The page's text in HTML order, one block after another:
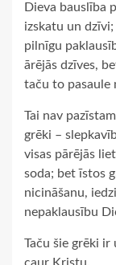
Dieva bauslība
izskatu un
pilnīgu
ārējās dzīves,
taču to pasaule
Tai nav
grēki –
visas pārējās
soda; bet īstos
nicināšanu,
nepaklausību
Taču šie grēki